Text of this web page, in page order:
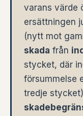
varans värde
ersättningen
(nytt mot
skada från
stycket, där
försummelse
tredje